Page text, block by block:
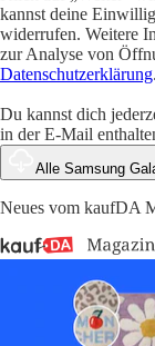
kannst deine
widerrufen. Weitere
zur Analyse von
Datenschutzerklärung.
Du kannst dich
in der E-Mail
Alle Samsung
Neues vom kaufDA